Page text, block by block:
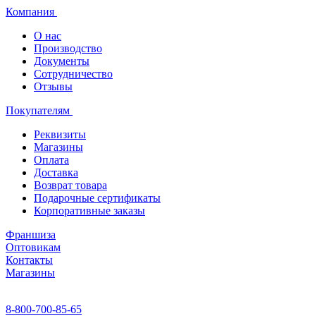
Компания
О нас
Производство
Документы
Сотрудничество
Отзывы
Покупателям
Реквизиты
Магазины
Оплата
Доставка
Возврат товара
Подарочные сертификаты
Корпоративные заказы
Франшиза
Оптовикам
Контакты
Магазины
8-800-700-85-65